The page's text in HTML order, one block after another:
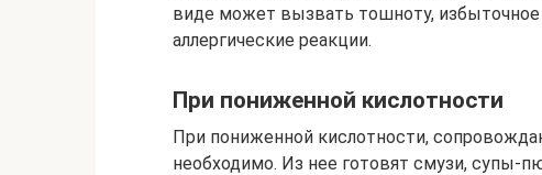
виде может вызвать тошноту, избыточное
аллергические реакции.
При пониженной кислотности
При пониженной кислотности,
необходимо. Из нее готовят смузи, супы-